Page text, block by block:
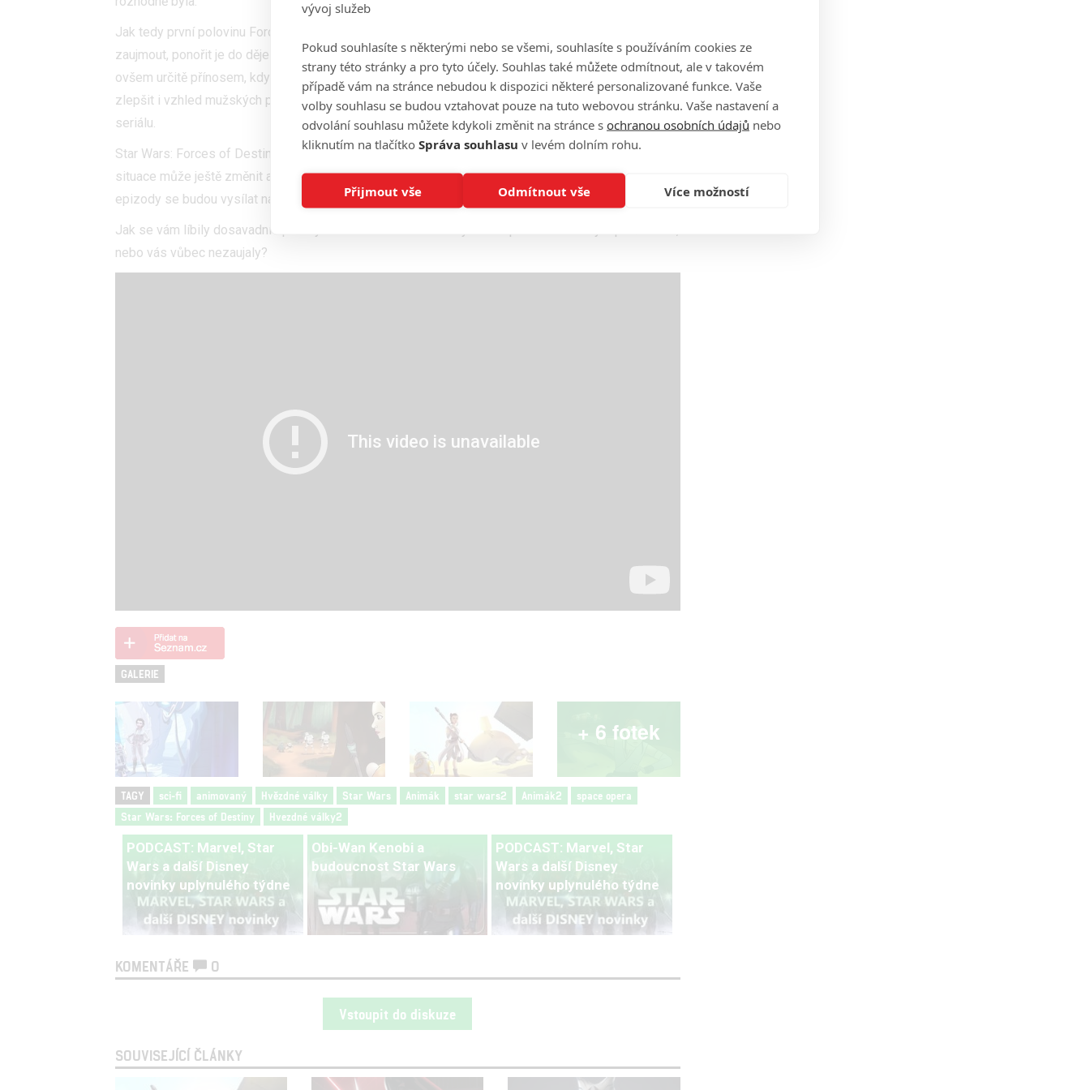
Jak tedy první polovinu Forces of Destiny zhodnotit? Na své poměry se seriálu povedlo diváky
zaujmout, ponořit je do děje a užívat si propojení s celým Star Wars vesmírem. Do budoucna by bylo
ovšem určitě přínosem, kdyby byly epizody obsahově opravdu důležité a rozhodně by se měl
zlepšit i vzhled mužských postav, který působí stejně nepřiměřeně, jako jejich prostor v celém
seriálu.
Star Wars: Forces of Destiny se podle dostupných informací má vrátit až v říjnu, nicméně se celá
situace může ještě změnit a o všem vás budeme informovat. Již teď se ale předpokládá, že zbylé
epizody se budou vysílat na Disney XD.
Jak se vám líbily dosavadní epizody seriálu Forces of Destiny? Jsou podle vás dobrým přírůstkem,
nebo vás vůbec nezaujaly?
GALERIE
+ 6 fotek
TAGY sci-fi animovaný Hvězdné války Star Wars Animák star wars2 Animák2
space opera
Star Wars: Forces of Destiny
Hvezdné války2
PODCAST: Marvel, Star
Wars a další Disney
novinky uplynulého týdne
Obi-Wan Kenobi a
budoucnost Star Wars
PODCAST: Marvel, Star
Wars a další Disney
novinky uplynulého týdne
KOMENTÁŘE 0
Vstoupit do diskuze
SOUVISEJÍCÍ ČLÁNKY
vývoj služeb
Pokud souhlasíte s některými nebo se všemi, souhlasíte s používáním cookies ze
strany této stránky a pro tyto účely. Souhlas také můžete odmítnout, ale v takovém
případě vám na stránce nebudou k dispozici některé personalizované funkce. Vaše
volby souhlasu se budou vztahovat pouze na tuto webovou stránku. Vaše nastavení a
odvolání souhlasu můžete kdykoli změnit na stránce s ochranou osobních údajů nebo
kliknutím na tlačítko Správa souhlasu v levém dolním rohu.
Přijmout vše Odmítnout vše Více možností